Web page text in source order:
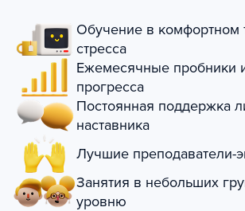
Обучение в комфортном
стресса
Ежемесячные пробники
прогресса
Постоянная поддержка
наставника
Лучшие преподаватели-
Занятия в небольших
уровню